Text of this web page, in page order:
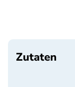
Zutaten